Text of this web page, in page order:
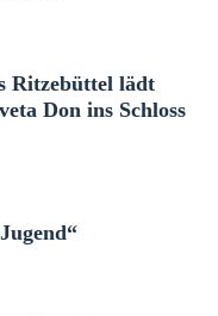
Ritzebüttel lädt
Don ins Schloss